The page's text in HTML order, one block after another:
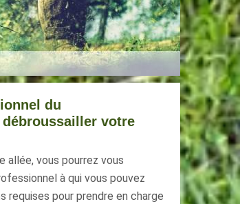
du
votre
allée, vous pourrez vous
à qui vous pouvez
pour prendre en charge